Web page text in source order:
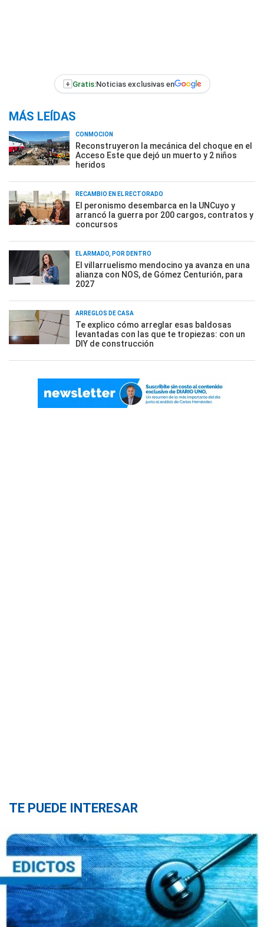
+ Gratis:Noticias exclusivas en
MÁS LEÍDAS
CONMOCIÓN
Reconstruyeron la mecánica del choque en el
Acceso Este que dejó un muerto y 2 niños
heridos
RECAMBIO EN EL RECTORADO
El peronismo desembarca en la UNCuyo y
arrancó la guerra por 200 cargos, contratos y
concursos
EL ARMADO, POR DENTRO
El villarruelismo mendocino ya avanza en una
alianza con NOS, de Gómez Centurión, para
2027
ARREGLOS DE CASA
Te explico cómo arreglar esas baldosas
levantadas con las que te tropiezas: con un
DIY de construcción
TE PUEDE INTERESAR